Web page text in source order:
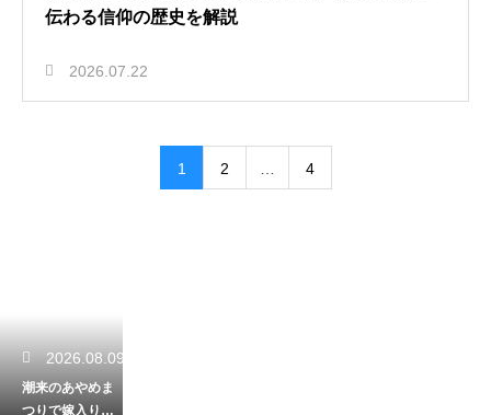
伝わる信仰の歴史を解説
2026.07.22
1 2 4
2026.08.09
潮来のあやめま
つりで嫁入り舟